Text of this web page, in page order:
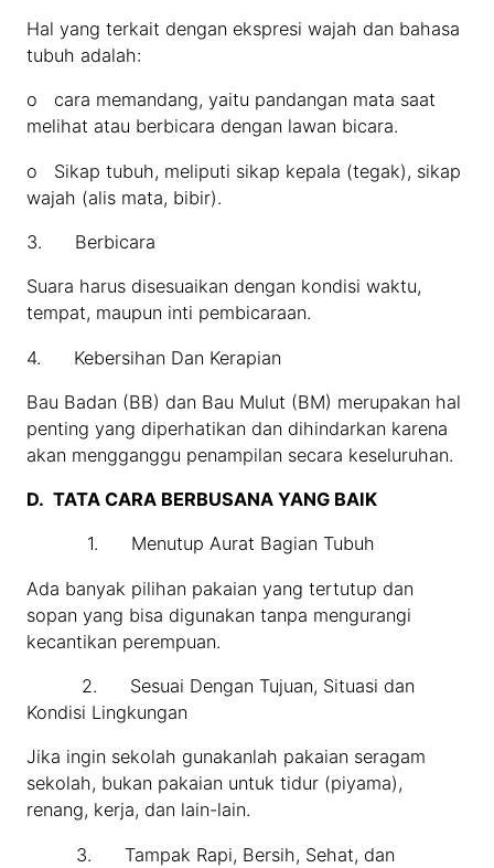
Hal yang terkait dengan ekspresi wajah dan bahasa
tubuh adalah:
o cara memandang, yaitu pandangan mata saat
melihat atau berbicara dengan lawan bicara.
o Sikap tubuh, meliputi sikap kepala (tegak), sikap
wajah (alis mata, bibir).
3. Berbicara
Suara harus disesuaikan dengan kondisi waktu,
tempat, maupun inti pembicaraan.
4. Kebersihan Dan Kerapian
Bau Badan (BB) dan Bau Mulut (BM) merupakan hal
penting yang diperhatikan dan dihindarkan karena
akan mengganggu penampilan secara keseluruhan.
D.TATA CARA BERBUSANA YANG BAIK
1. Menutup Aurat Bagian Tubuh
Ada banyak pilihan pakaian yang tertutup dan
sopan yang bisa digunakan tanpa mengurangi
kecantikan perempuan.
2. Sesuai Dengan Tujuan, Situasi dan
Kondisi Lingkungan
Jika ingin sekolah gunakanlah pakaian seragam
sekolah, bukan pakaian untuk tidur (piyama),
renang, kerja, dan lain-lain.
3. Tampak Rapi, Bersih, Sehat, dan